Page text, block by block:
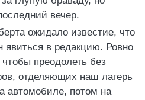
вечер.
ожидало известие, что
явиться в редакцию. Ровно
преодолеть без
отделяющих наш лагерь
автомобиле, потом на